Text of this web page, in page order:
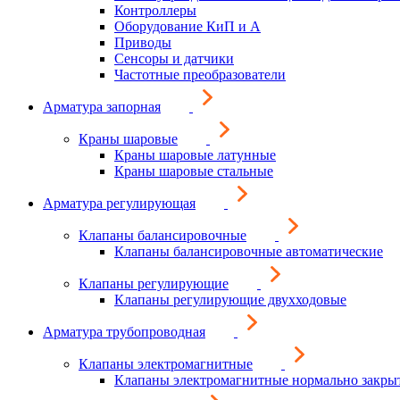
Контроллеры
Оборудование КиП и А
Приводы
Сенсоры и датчики
Частотные преобразователи
Арматура запорная
Краны шаровые
Краны шаровые латунные
Краны шаровые стальные
Арматура регулирующая
Клапаны балансировочные
Клапаны балансировочные автоматические
Клапаны регулирующие
Клапаны регулирующие двухходовые
Арматура трубопроводная
Клапаны электромагнитные
Клапаны электромагнитные нормально